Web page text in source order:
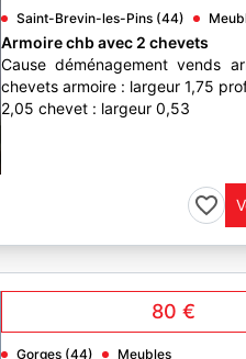
Saint-Brevin-les-Pins (44)
Armoire chb avec 2 chevets
Cause déménagement vends
chevets armoire : largeur 1,75
2,05 chevet : largeur 0,53
80 €
Gorges (44) Meubles